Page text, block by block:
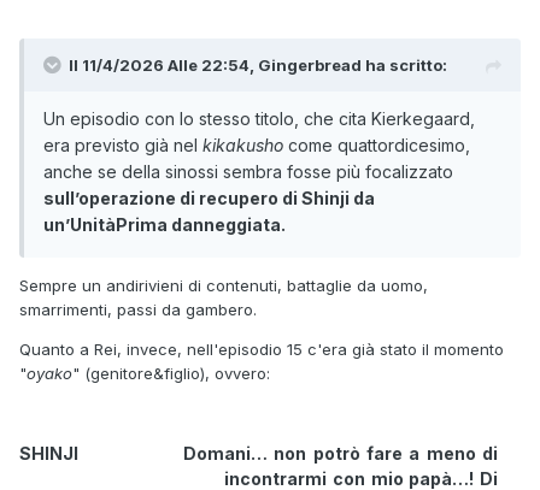
Il 11/4/2026 Alle 22:54, Gingerbread ha scritto:
Un episodio con lo stesso titolo, che cita Kierkegaard,
era previsto già nel kikakusho come quattordicesimo,
anche se della sinossi sembra fosse più focalizzato
sull’operazione di recupero di Shinji da
un’UnitàPrima danneggiata.
Sempre un andirivieni di contenuti, battaglie da uomo,
smarrimenti, passi da gambero.
Quanto a Rei, invece, nell'episodio 15 c'era già stato il momento
"oyako" (genitore&figlio), ovvero:
SHINJI Domani… non potrò fare a meno di
incontrarmi con mio papà…! Di